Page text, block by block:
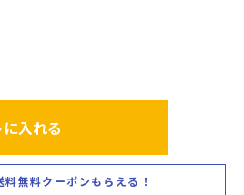
入れる
無料クーポンもらえる！